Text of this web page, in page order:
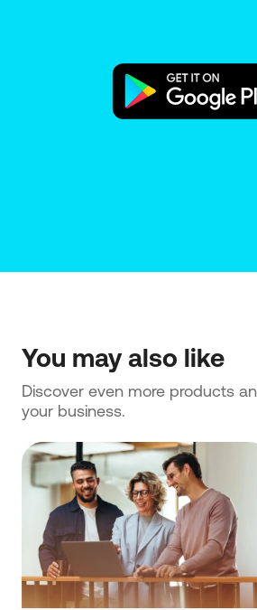
You may also like
Discover even more products
your business.